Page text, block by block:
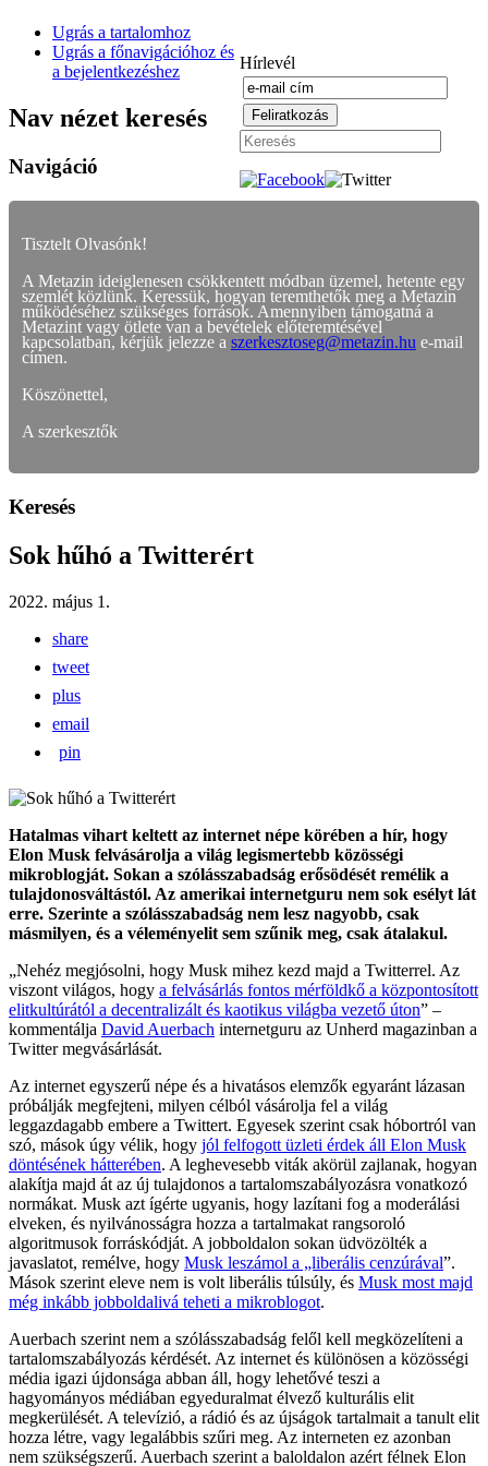
Hírlevél
Ugrás a tartalomhoz
Ugrás a főnavigációhoz és
a bejelentkezéshez
Nav nézet keresés
Navigáció
Tisztelt Olvasónk!
A Metazin ideiglenesen csökkentett módban üzemel, hetente egy
szemlét közlünk. Keressük, hogyan teremthetők meg a Metazin
működéséhez szükséges források. Amennyiben támogatná a
Metazint vagy ötlete van a bevételek előteremtésével
kapcsolatban, kérjük jelezze a szerkesztoseg@metazin.hu e-mail
címen.
Köszönettel,
A szerkesztők
Keresés
Sok hűhó a Twitterért
2022. május 1.
share
tweet
plus
email
pin
Hatalmas vihart keltett az internet népe körében a hír, hogy
Elon Musk felvásárolja a világ legismertebb közösségi
mikroblogját. Sokan a szólásszabadság erősödését remélik a
tulajdonosváltástól. Az amerikai internetguru nem sok esélyt lát
erre. Szerinte a szólásszabadság nem lesz nagyobb, csak
másmilyen, és a véleményelit sem szűnik meg, csak átalakul.
„Nehéz megjósolni, hogy Musk mihez kezd majd a Twitterrel. Az
viszont világos, hogy a felvásárlás fontos mérföldkő a központosított
elitkultúrától a decentralizált és kaotikus világba vezető úton” –
kommentálja David Auerbach internetguru az Unherd magazinban a
Twitter megvásárlását.
Az internet egyszerű népe és a hivatásos elemzők egyaránt lázasan
próbálják megfejteni, milyen célból vásárolja fel a világ
leggazdagabb embere a Twittert. Egyesek szerint csak hóbortról van
szó, mások úgy vélik, hogy jól felfogott üzleti érdek áll Elon Musk
döntésének hátterében. A leghevesebb viták akörül zajlanak, hogyan
alakítja majd át az új tulajdonos a tartalomszabályozásra vonatkozó
normákat. Musk azt ígérte ugyanis, hogy lazítani fog a moderálási
elveken, és nyilvánosságra hozza a tartalmakat rangsoroló
algoritmusok forráskódját. A jobboldalon sokan üdvözölték a
javaslatot, remélve, hogy Musk leszámol a „liberális cenzúrával”.
Mások szerint eleve nem is volt liberális túlsúly, és Musk most majd
még inkább jobboldalivá teheti a mikroblogot.
Auerbach szerint nem a szólásszabadság felől kell megközelíteni a
tartalomszabályozás kérdését. Az internet és különösen a közösségi
média igazi újdonsága abban áll, hogy lehetővé teszi a
hagyományos médiában egyeduralmat élvező kulturális elit
megkerülését. A televízió, a rádió és az újságok tartalmait a tanult elit
hozza létre, vagy legalábbis szűri meg. Az interneten ez azonban
nem szükségszerű. Auerbach szerint a baloldalon azért félnek Elon